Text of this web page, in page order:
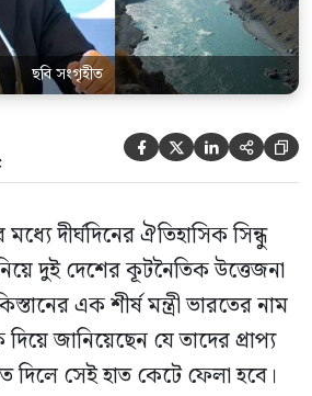
ছবি সংগৃহীত
    
দীর্ঘদিনের ঐতিহাসিক সিন্ধু
দুই দেশের কূটনৈতিক উত্তেজনা
এক শীর্ষ মন্ত্রী ভারতের নাম
জানিয়েছেন যে তাদের প্রাপ্য
দিলে সেই হাত কেটে ফেলা হবে।